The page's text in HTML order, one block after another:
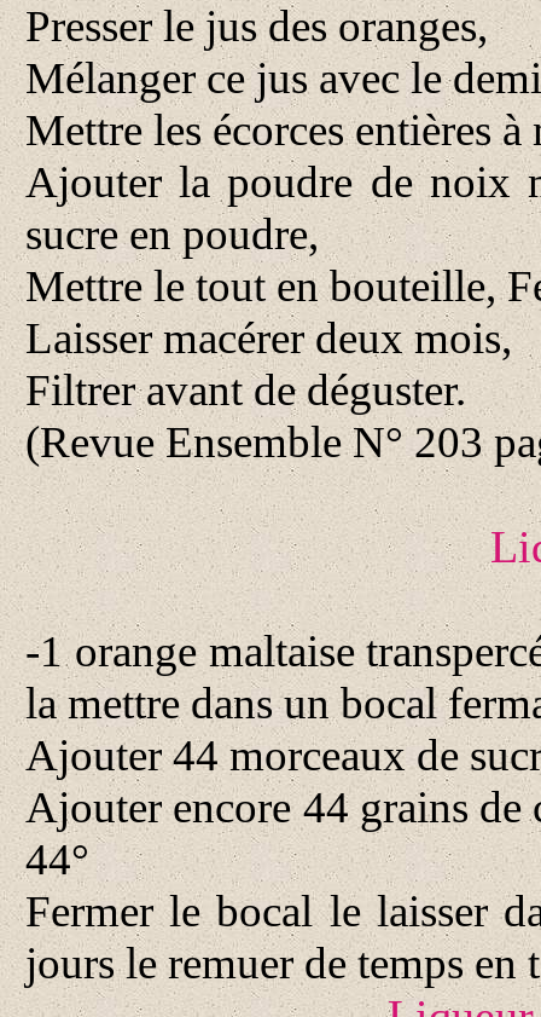
Presser le jus des oranges,
Mélanger ce jus avec le
Mettre les écorces entières
Ajouter la poudre de noix
sucre en poudre,
Mettre le tout en bouteille,
Laisser macérer deux mois,
Filtrer avant de déguster.
(Revue Ensemble N° 203
-1 orange maltaise
la mettre dans un bocal
Ajouter 44 morceaux de
Ajouter encore 44 grains
44°
Fermer le bocal le laisser
jours le remuer de temps en